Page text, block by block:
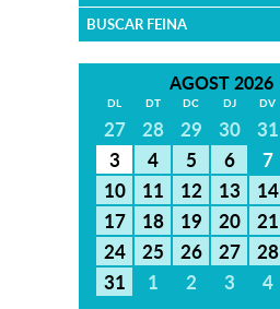
BUSCAR FEINA
AGOST 2026
DL DT DC DJ DV
27 28 29 30 31
3
4 5 6 7
10
11 12 13 14
17
18 19 20 21
24
25 26 27 28
31
1 2 3 4